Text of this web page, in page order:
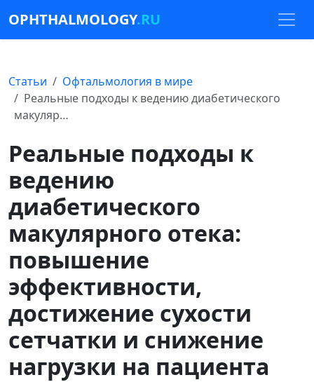
OPHTHALMOLOGY.RU
Статьи
Офтальмология в мире
Реальные подходы к ведению диабетического
макуляр…
Реальные подходы к
ведению
диабетического
макулярного отека:
повышение
эффективности,
достижение сухости
сетчатки и снижение
нагрузки на пациента